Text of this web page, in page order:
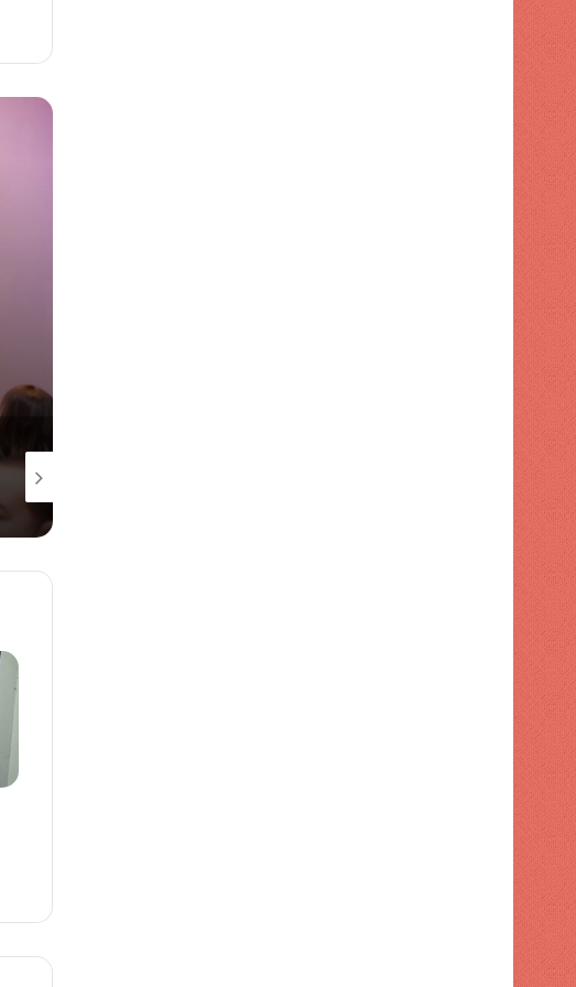
1 semana hace
Apresan a tres por
1 semana hace